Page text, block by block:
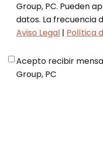
Group, PC. Pueden
datos. La frecuencia
Aviso Legal | Política
Acepto recibir
Group, PC